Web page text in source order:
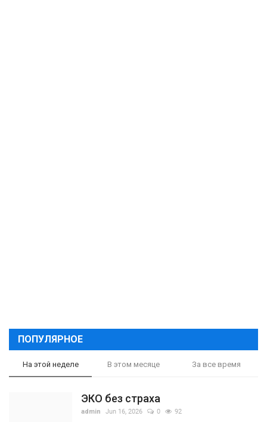
ПОПУЛЯРНОЕ
На этой неделе В этом месяце За все время
ЭКО без страха
admin Jun 16, 2026 0 92